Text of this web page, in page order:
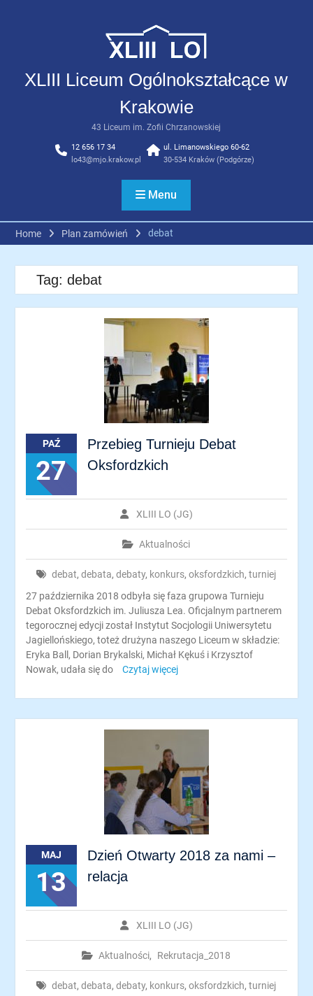
XLIII Liceum Ogólnokształcące w
Krakowie
43 Liceum im. Zofii Chrzanowskiej
12 656 17 34
lo43@mjo.krakow.pl
ul. Limanowskiego 60-62
30-534 Kraków (Podgórze)
Menu
Home Plan zamówień debat
Tag: debat
PAŹ
27
Przebieg Turnieju Debat
Oksfordzkich
XLIII LO (JG)
Aktualności
debat,debata,debaty, konkurs,oksfordzkich,turniej
27 października 2018 odbyła się faza grupowa Turnieju
Debat Oksfordzkich im. Juliusza Lea. Oficjalnym partnerem
tegorocznej edycji został Instytut Socjologii Uniwersytetu
Jagiellońskiego, toteż drużyna naszego Liceum w składzie:
Eryka Ball, Dorian Brykalski, Michał Kękuś i Krzysztof
Nowak, udała się do
Czytaj więcej
MAJ
13
Dzień Otwarty 2018 za nami –
relacja
XLIII LO (JG)
Aktualności, Rekrutacja_2018
debat,debata,debaty, konkurs,oksfordzkich,turniej